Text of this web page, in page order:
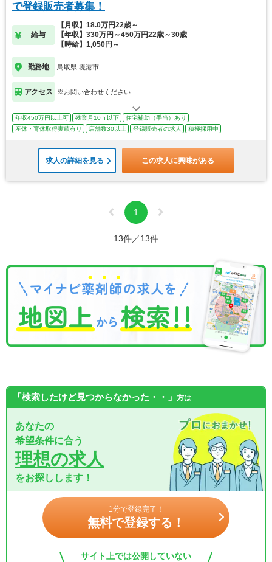
で登録販売者募集！
給与
【月収】18.0万円22歳～
【年収】330万円～450万円22歳～30歳
【時給】1,050円～
勤務地 鳥取県 境港市
アクセス ※お問い合わせください
年収450万円以上可 残業月10ｈ以下
住宅補助（手当）あり
産休・育休取得実績有り
店舗数30以上 登録販売者の求人 積極採用中
求人の詳細を見る この求人に興味がある
1
13件／13件
「検索したけど見つからなかった・・」 方は
あなたの
希望条件に合う
理想の求人
をお探しします！
1分で登録完了！
無料で登録する！
サイト上では公開していない